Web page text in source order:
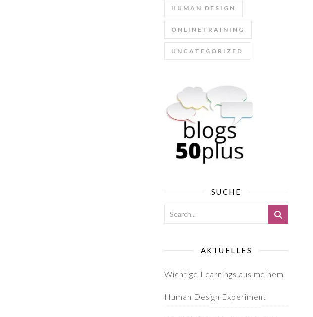
HUMAN DESIGN
ONLINETRAINING
UNCATEGORIZED
SUCHE
AKTUELLES
Wichtige Learnings aus meinem
Human Design Experiment